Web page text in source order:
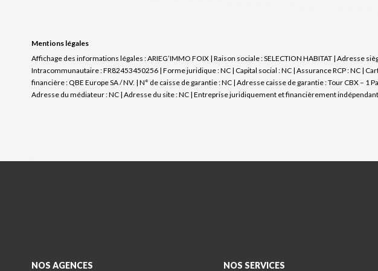
Mentions légales
Affichage des informations légales : ARIEG’IMMO FOIX | Raison sociale : SELECTION HABITAT | Adresse
Intracommunautaire : FR82453450256 | Forme juridique : NC | Capital social : NC | Assurance RCP : NC |
financière : QBE Europe SA / NV. | N° de caisse de garantie : NC | Adresse caisse de garantie : Tour CBX –
Adresse du médiateur : NC | Adresse du site : NC | Entreprise juridiquement et financièrement
NOS AGENCES NOS SERVICES